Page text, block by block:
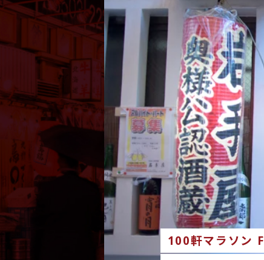
100軒マラソン